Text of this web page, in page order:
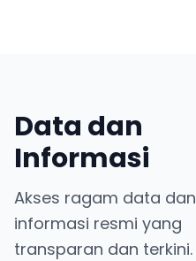
Data dan
Informasi
Akses ragam data dan
informasi resmi yang
transparan dan terkini.